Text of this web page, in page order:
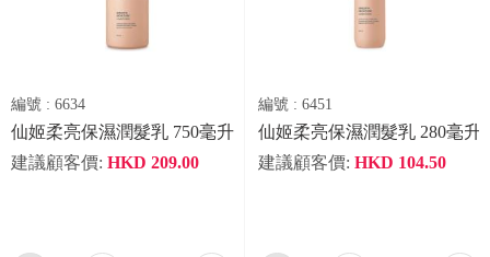
編號 : 6634
仙姬柔亮保濕潤髮乳 750毫升
建議顧客價: HKD 209.00
編號 : 6451
仙姬柔亮保濕潤髮乳 280毫升
建議顧客價: HKD 104.50